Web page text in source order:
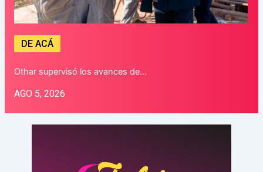
DE ACÁ
Othar supervisó los avances de…
AGO 5, 2026